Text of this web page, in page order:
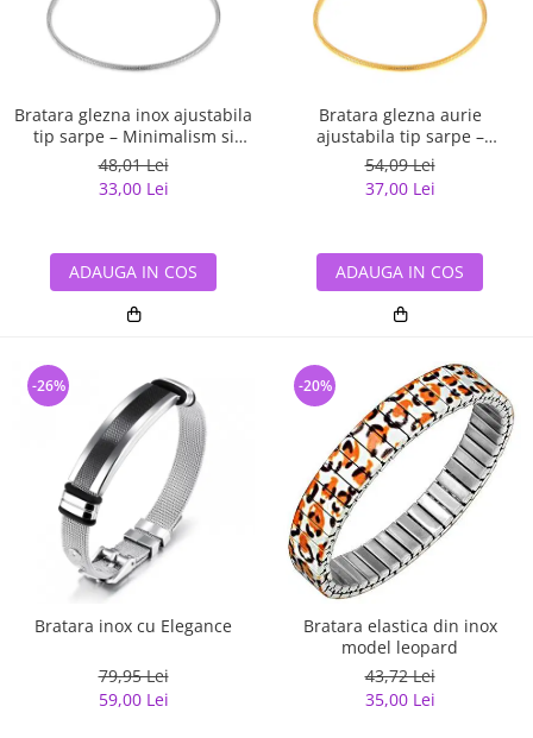
Bratara glezna inox ajustabila
tip sarpe – Minimalism si
versatilitate
48,01 Lei
33,00 Lei
ADAUGA IN COS
Bratara glezna aurie
ajustabila tip sarpe –
Minimalism rafinat
54,09 Lei
37,00 Lei
ADAUGA IN COS
Bratara inox cu Elegance
79,95 Lei
59,00 Lei
-26%
Bratara elastica din inox
model leopard
43,72 Lei
35,00 Lei
-20%